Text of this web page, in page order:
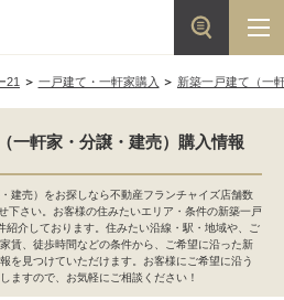
21 一戸建て・一軒家購入 新築一戸建て（一
一軒家・分譲・建売）購入情報
建売）をお探しなら不動産フランチャイズ店舗数
下さい。お客様の住みたいエリア・条件の新築一戸
紹介しております。住みたい沿線・駅・地域や、ご
賃、徒歩時間などの条件から、ご希望に沿った新
を見つけていただけます。お客様にご希望に沿う
ますので、お気軽にご相談ください！